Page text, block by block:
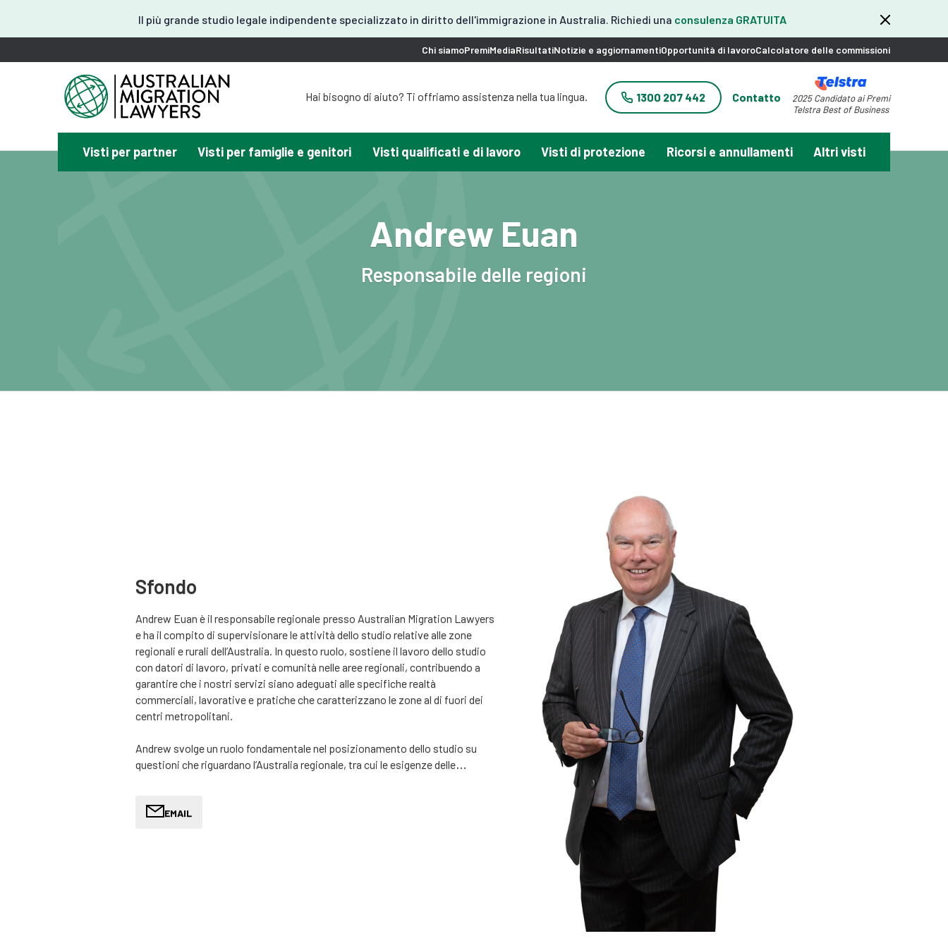
Il più grande studio legale indipendente specializzato in diritto dell'immigrazione in Australia. Richiedi una consulenza GRATUITA
Chi siamoPremiMediaRisultatiNotizie e aggiornamentiOpportunità di lavoroCalcolatore delle commissioni
Hai bisogno di aiuto? Ti offriamo assistenza nella tua lingua.
Hai bisogno di aiuto per il visto? Possiamo aiutarti in spagnolo.
Qui offriamo assistenza in vietnamita.
1300 207 442 Contatto
2025 Candidato ai Premi
Telstra Best of Business
Visti per partner Visti per famiglie e genitori Visti qualificati e di lavoro Visti di protezione Ricorsi e annullamenti Altri visti
Andrew Euan
Responsabile delle regioni
Sfondo
Andrew Euan è il responsabile regionale presso Australian Migration Lawyers
e ha il compito di supervisionare le attività dello studio relative alle zone
regionali e rurali dell’Australia. In questo ruolo, sostiene il lavoro dello studio
con datori di lavoro, privati e comunità nelle aree regionali, contribuendo a
garantire che i nostri servizi siano adeguati alle specifiche realtà
commerciali, lavorative e pratiche che caratterizzano le zone al di fuori dei
centri metropolitani.
Andrew svolge un ruolo fondamentale nel posizionamento dello studio su
questioni che riguardano l’Australia regionale, tra cui le esigenze delle
individui che intendono ottenere un visto legato alle opportunità offerte dalle
EMAIL